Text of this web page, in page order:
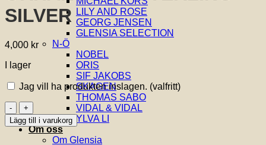
LILY AND ROSE
GEORG JENSEN
GLENSIA SELECTION
N-Ö
NOBEL
ORIS
SIF JAKOBS
SKAGEN
THOMAS SABO
VIDAL & VIDAL
YLVA LI
Om oss
Om Glensia
SILVER
4,000 kr
I lager
Jag vill ha produkten inslagen. (valfritt)
GEORG
JENSEN
-
INFINITY
Lägg till i varukorg